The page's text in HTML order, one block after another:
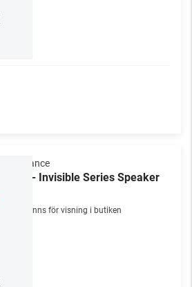
Sonance
IS8 - Invisible Series Speaker
Finns för visning i butiken